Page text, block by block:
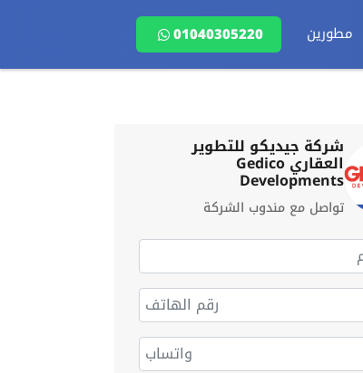
مطورين 01040305220
شركة جيديكو للتطوير
العقاري Gedico
Developments
تواصل مع مندوب الشركة